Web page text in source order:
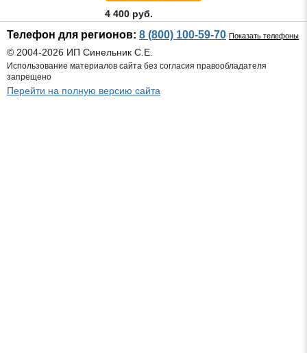
4 400 руб.
Телефон для регионов: 8 (800) 100-59-70 Показать телефоны
© 2004-2026 ИП Синельник С.Е.
Использование материалов сайта без согласия правообладателя
запрещено
Перейти на полную версию сайта